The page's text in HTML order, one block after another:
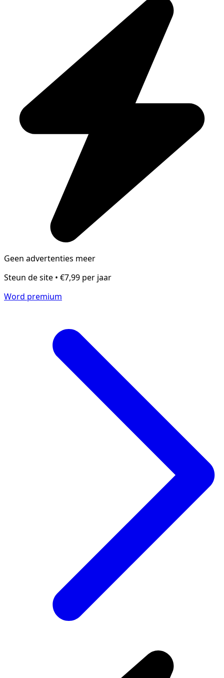
Geen advertenties meer
Steun de site • €7,99 per jaar
Word premium